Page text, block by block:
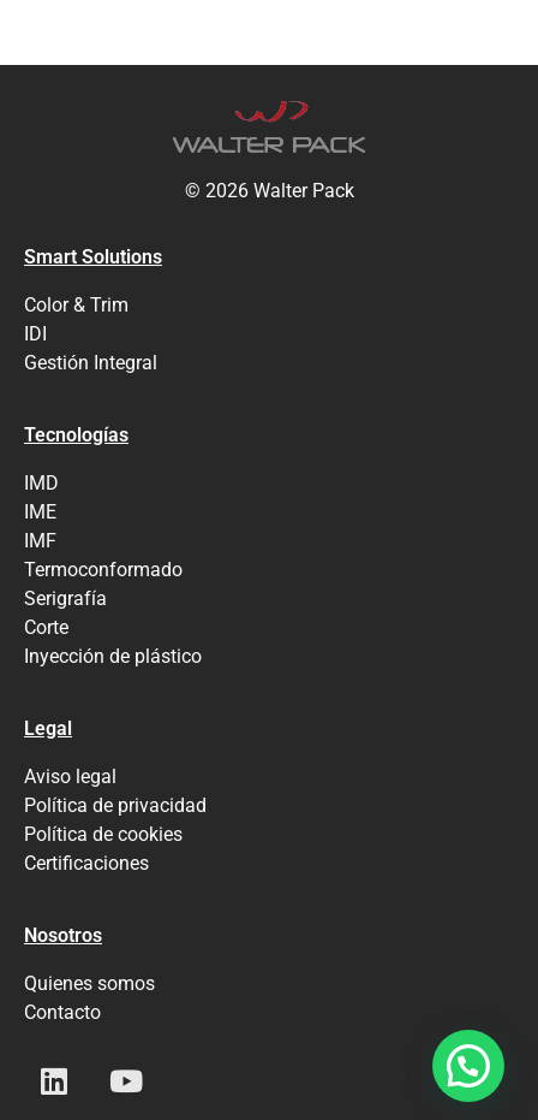
© 2026 Walter Pack
Smart Solutions
Color & Trim
IDI
Gestión Integral
Tecnologías
IMD
IME
IMF
Termoconformado
Serigrafía
Corte
Inyección de plástico
Legal
Aviso legal
Política de privacidad
Política de cookies
Certificaciones
Nosotros
Quienes somos
Contacto